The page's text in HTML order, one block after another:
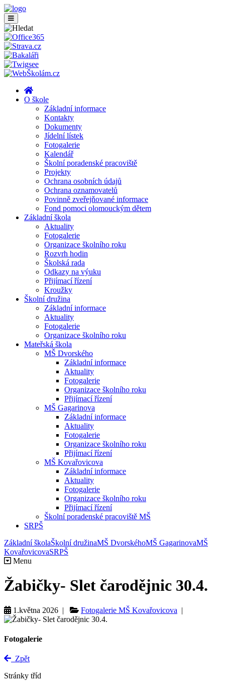
O škole
Základní informace
Kontakty
Dokumenty
Jídelní lístek
Fotogalerie
Kalendář
Školní poradenské pracoviště
Projekty
Ochrana osobních údajů
Ochrana oznamovatelů
Povinně zveřejňované informace
Fond pomoci olomouckým dětem
Základní škola
Aktuality
Fotogalerie
Organizace školního roku
Rozvrh hodin
Školská rada
Odkazy na výuku
Přijímací řízení
Kroužky
Školní družina
Základní informace
Aktuality
Fotogalerie
Organizace školního roku
Mateřská škola
MŠ Dvorského
Základní informace
Aktuality
Fotogalerie
Organizace školního roku
Přijímací řízení
MŠ Gagarinova
Základní informace
Aktuality
Fotogalerie
Organizace školního roku
Přijímací řízení
MŠ Kovařovicova
Základní informace
Aktuality
Fotogalerie
Organizace školního roku
Přijímací řízení
Školní poradenské pracoviště MŠ
SRPŠ
Základní školaŠkolní družinaMŠ DvorskéhoMŠ GagarinovaMŠ
KovařovicovaSRPŠ
Menu
Žabičky- Slet čarodějnic 30.4.
1.května 2026 | Fotogalerie MŠ Kovařovicova |
Fotogalerie
Zpět
Stránky tříd